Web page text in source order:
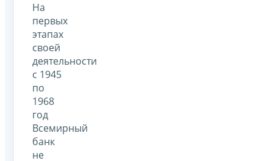
На
первых
этапах
своей
деятельности
с 1945
по
1968
год
Всемирный
банк
не